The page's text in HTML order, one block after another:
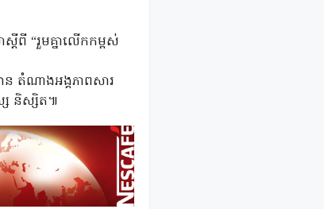
តីពី “រួមគ្នាលើកកម្ពស់
ន តំណាងអង្គភាពសារ
និស្សិត៕